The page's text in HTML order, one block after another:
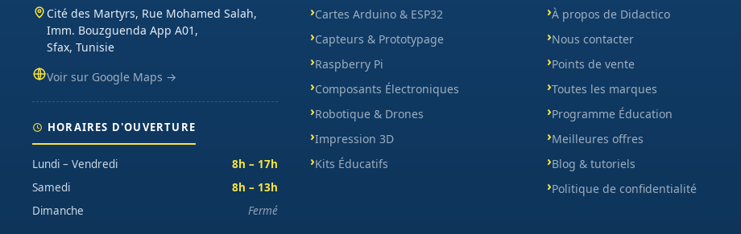
Cité des Martyrs, Rue Mohamed Salah,
Imm. Bouzguenda App A01,
Sfax, Tunisie
Voir sur Google Maps →
HORAIRES D'OUVERTURE
Lundi – Vendredi
8h – 17h
Samedi
8h – 13h
Dimanche
Fermé
Cartes Arduino & ESP32
Capteurs & Prototypage
Raspberry Pi
Composants Électroniques
Robotique & Drones
Impression 3D
Kits Éducatifs
À propos de Didactico
Nous contacter
Points de vente
Toutes les marques
Programme Éducation
Meilleures offres
Blog & tutoriels
Politique de confidentialité